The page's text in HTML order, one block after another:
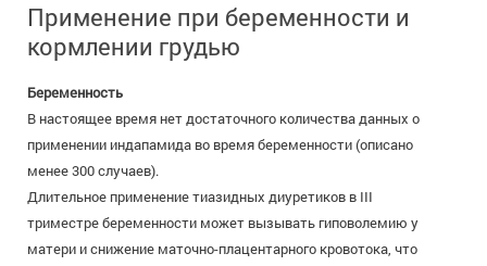
Применение при беременности и
кормлении грудью
Беременность
В настоящее время нет достаточного количества данных о
применении индапамида во время беременности (описано
менее 300 случаев).
Длительное применение тиазидных диуретиков в III
триместре беременности может вызывать гиповолемию у
матери и снижение маточно-плацентарного кровотока, что